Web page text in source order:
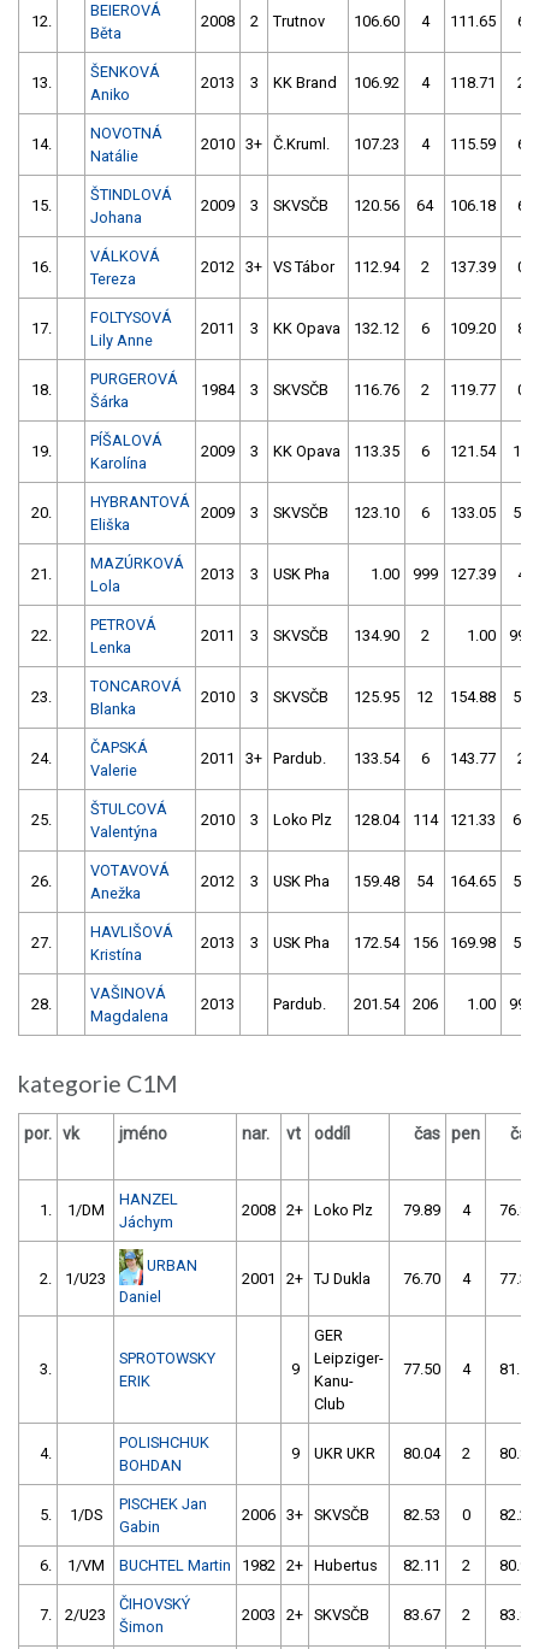
12.
BEIEROVÁ
Běta
2008 2 Trutnov 106.60 4 111.65 6
13.
ŠENKOVÁ
Aniko
2013 3 KK Brand 106.92 4 118.71 2
14.
NOVOTNÁ
Natálie
2010 3+ Č.Kruml. 107.23 4 115.59 6
15.
ŠTINDLOVÁ
Johana
2009 3 SKVSČB 120.56 64 106.18 6
16.
VÁLKOVÁ
Tereza
2012 3+ VS Tábor 112.94 2 137.39 0
17.
FOLTYSOVÁ
Lily Anne
2011 3 KK Opava 132.12 6 109.20 8
18.
PURGEROVÁ
Šárka
1984 3 SKVSČB 116.76 2 119.77 0
19.
PÍŠALOVÁ
Karolína
2009 3 KK Opava 113.35 6 121.54 10
20.
HYBRANTOVÁ
Eliška
2009 3 SKVSČB 123.10 6 133.05 56
21.
MAZÚRKOVÁ
Lola
2013 3 USK Pha 1.00 999 127.39 4
22.
PETROVÁ
Lenka
2011 3 SKVSČB 134.90 2 1.00 999
23.
TONCAROVÁ
Blanka
2010 3 SKVSČB 125.95 12 154.88 52
24.
ČAPSKÁ
Valerie
2011 3+ Pardub. 133.54 6 143.77 2
25.
ŠTULCOVÁ
Valentýna
2010 3 Loko Plz 128.04 114 121.33 66
26.
VOTAVOVÁ
Anežka
2012 3 USK Pha 159.48 54 164.65 54
27.
HAVLIŠOVÁ
Kristína
2013 3 USK Pha 172.54 156 169.98 54
28.
VAŠINOVÁ
Magdalena
2013 Pardub. 201.54 206 1.00 999
kategorie C1M
por. vk jméno nar. vt oddíl čas pen čas
1. 1/DM
HANZEL
Jáchym
2008 2+ Loko Plz 79.89 4 76.82
2. 1/U23
URBAN
Daniel
2001 2+ TJ Dukla 76.70 4 77.35
3.
SPROTOWSKY
ERIK
9
GER
Leipziger-
Kanu-
Club
77.50 4 81.17
4.
POLISHCHUK
BOHDAN
9 UKR UKR 80.04 2 80.80
5. 1/DS
PISCHEK Jan
Gabin
2006 3+ SKVSČB 82.53 0 82.27
6. 1/VM BUCHTEL Martin 1982 2+ Hubertus 82.11 2 80.92
7. 2/U23
ČIHOVSKÝ
Šimon
2003 2+ SKVSČB 83.67 2 83.80